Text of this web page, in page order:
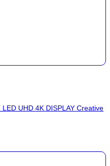
UHD 4K DISPLAY Creative